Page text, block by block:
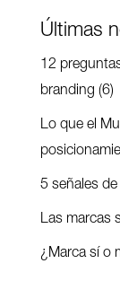
Últimas
12
branding (6)
Lo que el
5 señales
Las marcas
¿Marca sí o